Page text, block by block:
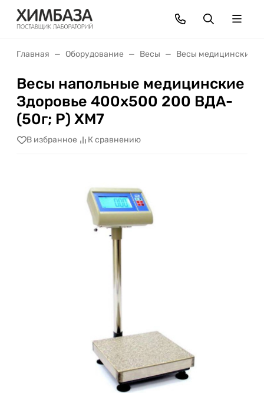
Главная Оборудование Весы Весы медицинские
Весы напольные медицинские
Здоровье 400x500 200 ВДА-
(50г; Р) XM7
В избранное К сравнению